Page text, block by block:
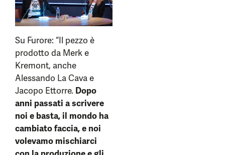
Su Furore: “Il pezzo è
prodotto da Merk e
Kremont, anche
Alessando La Cava e
Jacopo Ettorre. Dopo
anni passati a scrivere
noi e basta, il mondo ha
cambiato faccia, e noi
volevamo mischiarci